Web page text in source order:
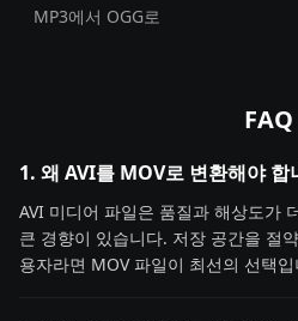
MP3에서 OGG로
FAQ
1. 왜 AVI를 MOV로 변환해야 합
AVI 미디어 파일은 품질과 해상도가
큰 경향이 있습니다. 저장 공간을 절
용자라면 MOV 파일이 최선의 선택입